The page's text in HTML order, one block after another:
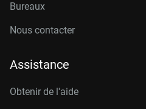
Bureaux
Nous contacter
Assistance
Obtenir de l'aide